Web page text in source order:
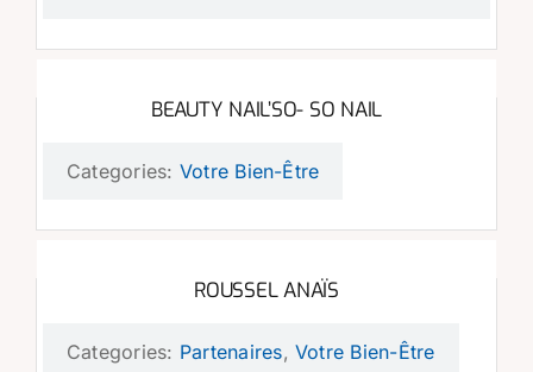
BEAUTY NAIL’SO- SO NAIL
Categories: Votre Bien-Être
ROUSSEL ANAÏS
Categories: Partenaires, Votre Bien-Être